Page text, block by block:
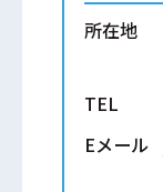
所在地
TEL
Eメール